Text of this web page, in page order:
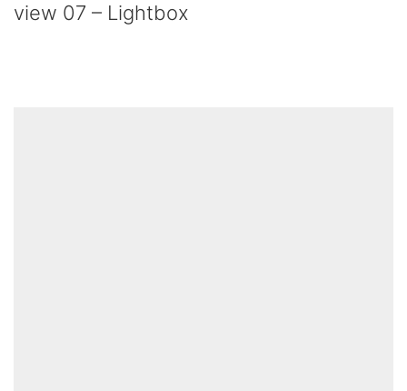
view 07 – Lightbox